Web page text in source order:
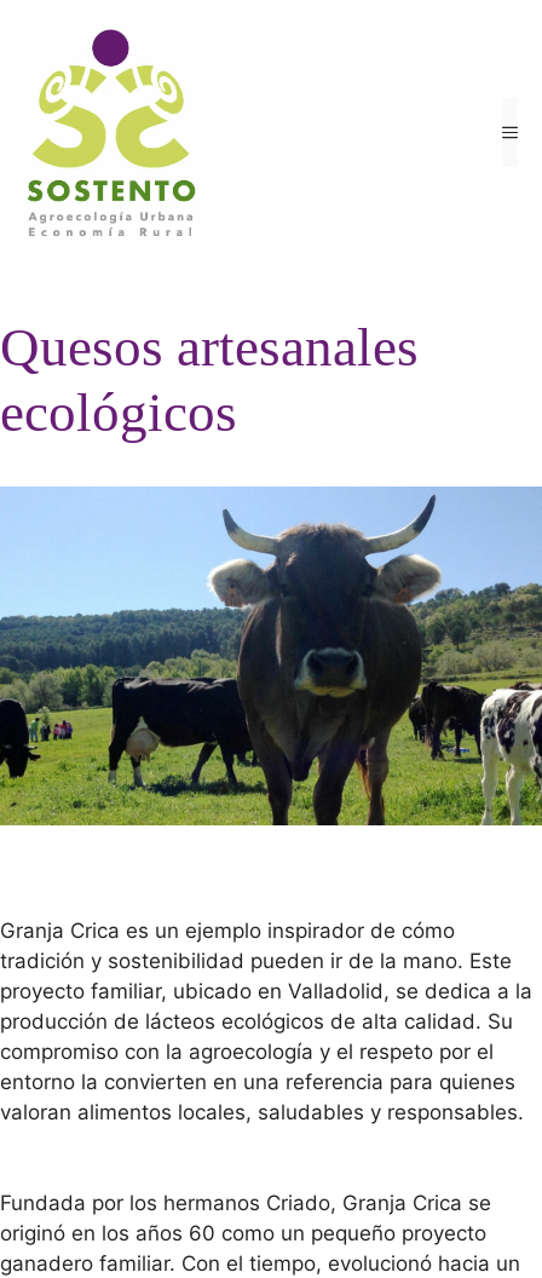
contenido
Quesos artesanales
ecológicos
Granja Crica es un ejemplo inspirador de cómo
tradición y sostenibilidad pueden ir de la mano. Este
proyecto familiar, ubicado en Valladolid, se dedica a la
producción de lácteos ecológicos de alta calidad. Su
compromiso con la agroecología y el respeto por el
entorno la convierten en una referencia para quienes
valoran alimentos locales, saludables y responsables.
Fundada por los hermanos Criado, Granja Crica se
originó en los años 60 como un pequeño proyecto
ganadero familiar. Con el tiempo, evolucionó hacia un